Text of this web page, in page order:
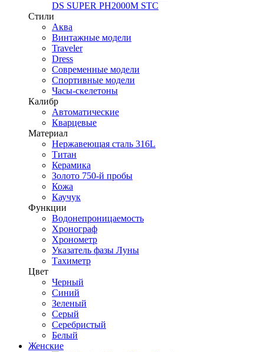
DS SUPER PH2000M STC
Стили
Аква
Винтажные модели
Traveler
Dress
Современные модели
Спортивные модели
Часы-скелетоны
Калибр
Автоматические
Кварцевые
Материал
Нержавеющая сталь 316L
Титан
Керамика
Золото 750-й пробы
Кожа
Каучук
Функции
Водонепроницаемость
Хронограф
Хронометр
Указатель фазы Луны
Тахиметр
Цвет
Черный
Синий
Зеленый
Серый
Серебристый
Белый
Женские